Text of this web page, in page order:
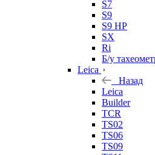
S7
S9
S9 HP
SX
Ri
Б/у
Leica
Назад
Leica
Builder
TCR
TS02
TS06
TS09